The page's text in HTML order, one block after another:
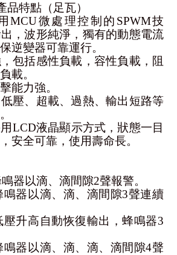
品特點（足瓦）
MCU微處理控制的SPWM技
，波形純淨，獨有的動態電流
逆變器可靠運行。
包括感性負載，容性負載，阻
載。
能力強。
壓、超載、過熱、輸出短路等
LCD液晶顯示方式，狀態一目
安全可靠，使用壽命長。
器以滴、滴間隙2聲報警。
鳴器以滴、滴、滴間隙3聲連續
壓升高自動恢復輸出，蜂鳴器3
鳴器以滴、滴、滴、滴間隙4聲